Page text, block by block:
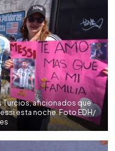
Turcios, aficionados que
esta noche. Foto EDH/